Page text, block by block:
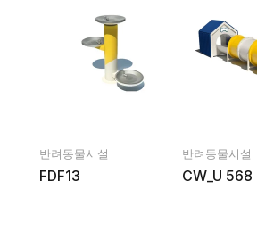
반려동물시설
FDF13
반려동물시설
CW_U 568